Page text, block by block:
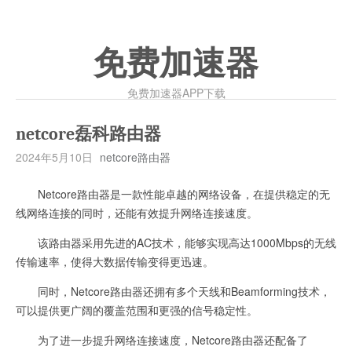
免费加速器
免费加速器APP下载
netcore磊科路由器
2024年5月10日 netcore路由器
Netcore路由器是一款性能卓越的网络设备，在提供稳定的无
线网络连接的同时，还能有效提升网络连接速度。
该路由器采用先进的AC技术，能够实现高达1000Mbps的无线
传输速率，使得大数据传输变得更迅速。
同时，Netcore路由器还拥有多个天线和Beamforming技术，
可以提供更广阔的覆盖范围和更强的信号稳定性。
为了进一步提升网络连接速度，Netcore路由器还配备了